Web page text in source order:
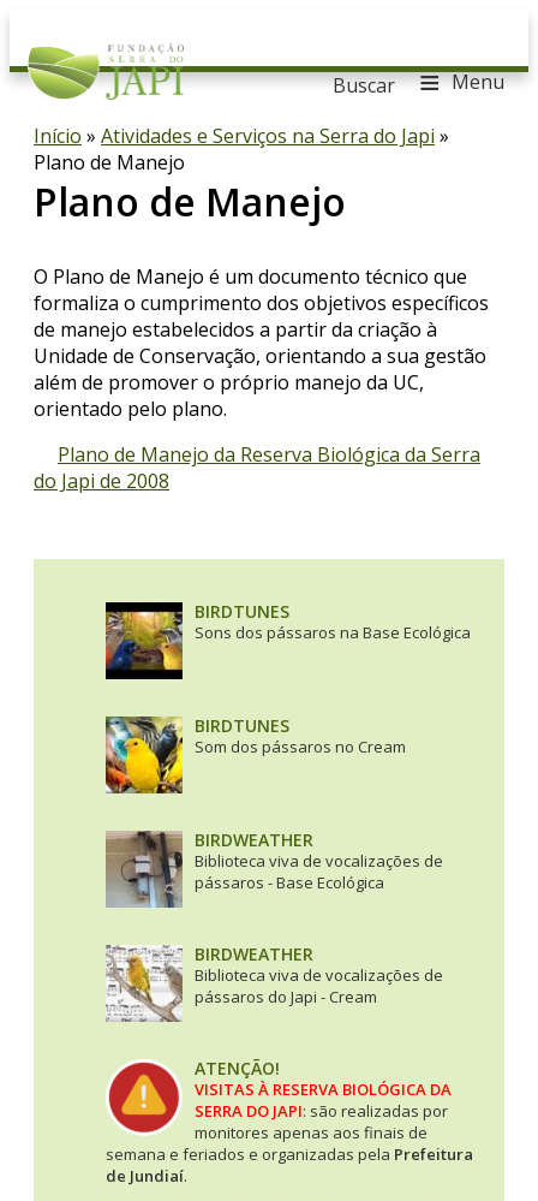
≡ Menu
Buscar
Início » Atividades e Serviços na Serra do Japi »
Plano de Manejo
Plano de Manejo
O Plano de Manejo é um documento técnico que
formaliza o cumprimento dos objetivos específicos
de manejo estabelecidos a partir da criação à
Unidade de Conservação, orientando a sua gestão
além de promover o próprio manejo da UC,
orientado pelo plano.
Plano de Manejo da Reserva Biológica da Serra
do Japi de 2008
BIRDTUNES
Sons dos pássaros na Base Ecológica
BIRDTUNES
Som dos pássaros no Cream
BIRDWEATHER
Biblioteca viva de vocalizações de
pássaros - Base Ecológica
BIRDWEATHER
Biblioteca viva de vocalizações de
pássaros do Japi - Cream
ATENÇÃO!
VISITAS À RESERVA BIOLÓGICA DA
SERRA DO JAPI: são realizadas por
monitores apenas aos finais de
semana e feriados e organizadas pela Prefeitura
de Jundiaí.